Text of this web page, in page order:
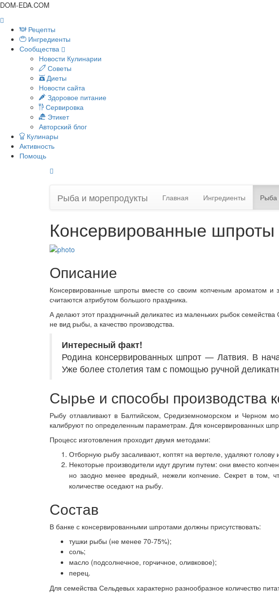
DOM-EDA.COM
Рецепты
Ингредиенты
Сообщества
Новости Кулинарии
Советы
Диеты
Новости сайта
Здоровое питание
Сервировка
Этикет
Авторский блог
Кулинары
Активность
Помощь
Рыба и морепродукты Главная Ингредиенты Рыба
Консервированные шпроты
Описание
Консервированные шпроты вместе со своим копченым ароматом
считаются атрибутом большого праздника.
А делают этот праздничный деликатес из маленьких рыбок
не вид рыбы, а качество производства.
Интересный факт!
Родина консервированных шпрот — Латвия. В
Уже более столетия там с помощью ручной
Сырье и способы производства
Рыбу отлавливают в Балтийском, Средиземноморском и Черном
калибруют по определенным параметрам. Для консервированных
Процесс изготовления проходит двумя методами:
Отборную рыбу засаливают, коптят на вертеле, удаляют
Некоторые производители идут другим путем: они вместо
но заодно менее вредный, нежели копчение. Секрет в том,
количестве оседают на рыбу.
Состав
В банке с консервированными шпротами должны присутствовать:
тушки рыбы (не менее 70-75%);
соль;
масло (подсолнечное, горчичное, оливковое);
перец.
Для семейства Сельдевых характерно разнообразное количество